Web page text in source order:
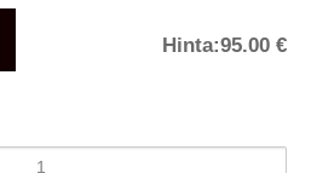
Hinta:95.00 €